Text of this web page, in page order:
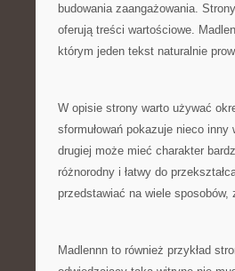
budowania zaangażowania.
oferują treści wartościowe.
którym jeden tekst naturalnie
W opisie strony warto używać
sformułowań pokazuje nieco
drugiej może mieć charakter
różnorodny i łatwy do
przedstawiać na wiele
Madlennn to również przykład